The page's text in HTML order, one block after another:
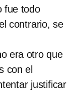
fue todo
contrario, se
era otro que
con el
justificar